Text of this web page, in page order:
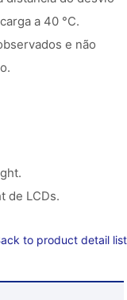
a 40 °C.
e não
de LCDs.
to product detail list